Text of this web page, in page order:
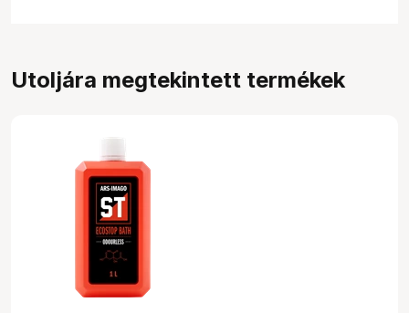
Utoljára megtekintett termékek